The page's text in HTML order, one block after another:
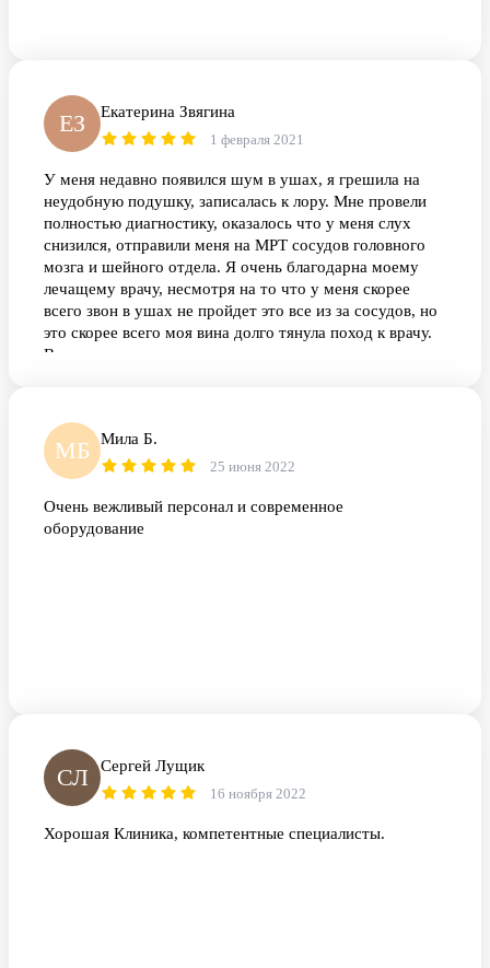
ЕЗ Екатерина Звягина
1 февраля 2021
У меня недавно появился шум в ушах, я грешила на
неудобную подушку, записалась к лору. Мне провели
полностью диагностику, оказалось что у меня слух
снизился, отправили меня на МРТ сосудов головного
мозга и шейного отдела. Я очень благодарна моему
лечащему врачу, несмотря на то что у меня скорее
всего звон в ушах не пройдет это все из за сосудов, но
это скорее всего моя вина долго тянула поход к врачу.
Всем здоровья.
МБ Мила Б.
25 июня 2022
Очень вежливый персонал и современное
оборудование
СЛ Сергей Лущик
16 ноября 2022
Хорошая Клиника, компетентные специалисты.